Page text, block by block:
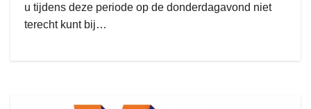
u tijdens deze periode op de donderdagavond niet
terecht kunt bij…